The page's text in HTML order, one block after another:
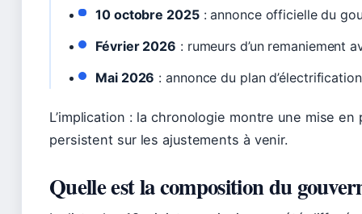
10 octobre 2025: annonce officielle du
Février 2026 : rumeurs d’un remaniement
Mai 2026 : annonce du plan
L’implication : la chronologie montre une mise
persistent sur les ajustements à venir.
Quelle est la composition du